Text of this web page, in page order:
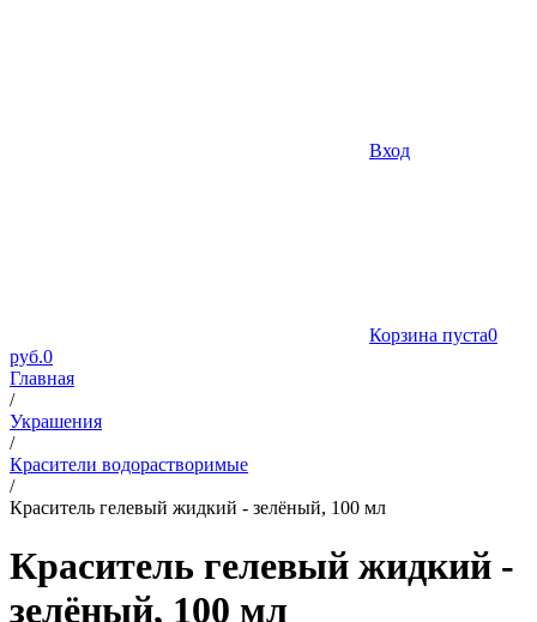
Вход
Корзина пуста0
руб.0
Главная
/
Украшения
/
Красители водорастворимые
/
Краситель гелевый жидкий - зелёный, 100 мл
Краситель гелевый жидкий -
зелёный, 100 мл